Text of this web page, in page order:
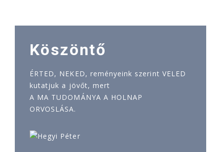
Köszöntő
ÉRTED, NEKED, reményeink szerint VELED
kutatjuk a jövőt, mert
A MA TUDOMÁNYA A HOLNAP
ORVOSLÁSA.